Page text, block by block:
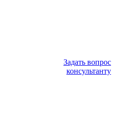
Задать вопрос
консультанту